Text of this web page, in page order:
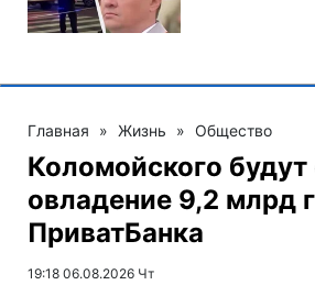
Главная » Жизнь » Общество
Коломойского будут
овладение 9,2 млрд
ПриватБанка
19:18 06.08.2026 Чт